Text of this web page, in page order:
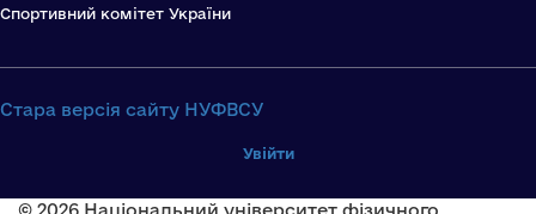
Спортивний комітет України
Стара версія сайту НУФВСУ
Увійти